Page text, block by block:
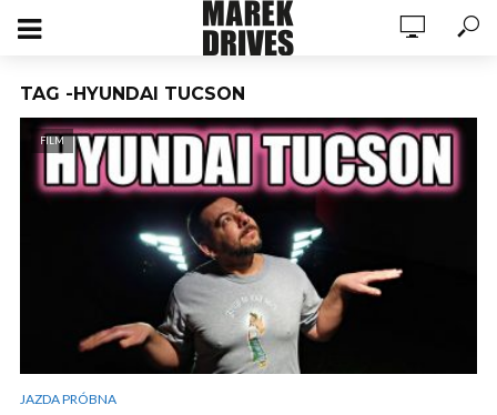
TAG -HYUNDAI TUCSON
FILM
JAZDA PRÓBNA